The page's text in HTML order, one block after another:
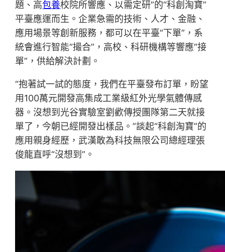
題、高包養校院所響應、以需定研”的“科創淘寶”
平臺應運而生。企業急需的技術、人才、金融、
應用場景等創新服務，都可以在平臺“下單”，系
統會進行智能“撮合”，高校、科研機構等響應“接
單”，供給解決計劃。
“抱著試一試的態度，我們在平臺發布訂單，盼望
用100萬元開發高集成工業級紅外光學氣體傳感
器。沒想到光谷實驗室劉歡傳授團隊第二天就接
單了，今朝已經開發出樣品。”談起“科創淘寶”的
應用親身經歷，武漢敢為科技無限公司總經理張
俊龍直呼“沒想到”。